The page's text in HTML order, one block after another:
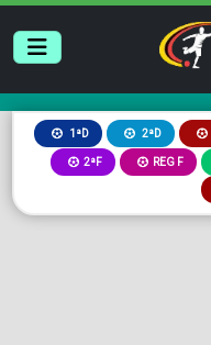
1ªD 2ªD
2ªF REG F